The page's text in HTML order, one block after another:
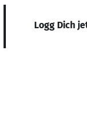
Logg Dich